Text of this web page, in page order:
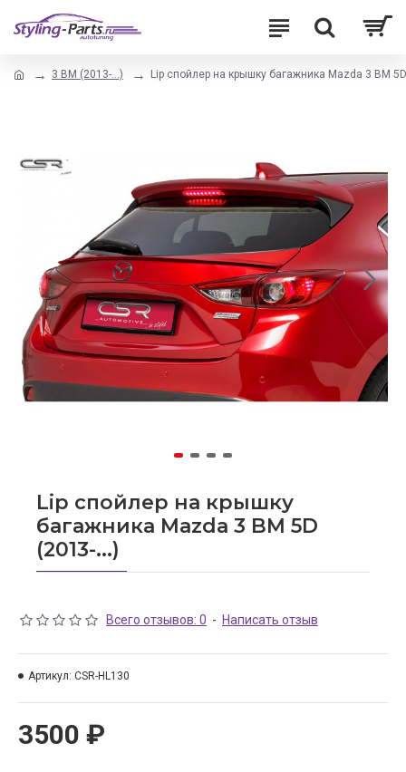
3 BM (2013-...) Lip спойлер на крышку багажника Mazda 3 BM
Lip спойлер на крышку
багажника Mazda 3 BM 5D
(2013-...)
Всего отзывов: 0 - Написать отзыв
3500 ₽
Артикул: CSR-HL130